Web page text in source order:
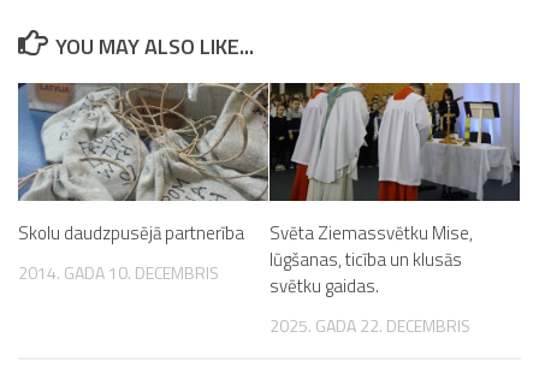
YOU MAY ALSO LIKE...
Skolu daudzpusējā partnerība
2014. GADA 10. DECEMBRIS
Svēta Ziemassvētku Mise,
lūgšanas, ticība un klusās
svētku gaidas.
2025. GADA 22. DECEMBRIS